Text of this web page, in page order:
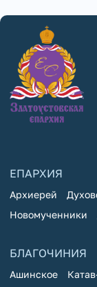
ЕПАРХИЯ
Архиерей
Новомученники
БЛАГОЧИНИЯ
Ашинское